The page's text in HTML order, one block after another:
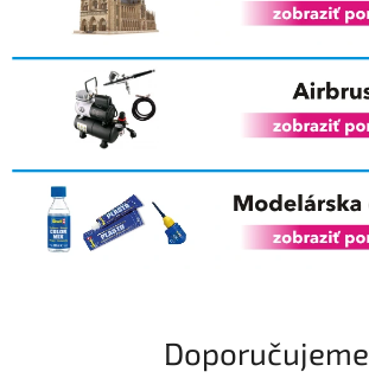
Doporučujeme